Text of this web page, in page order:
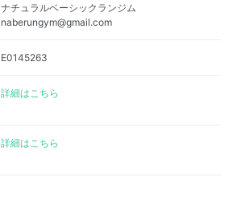
ナチュラルベーシックランジム
naberungym@gmail.com
E0145263
詳細はこちら
詳細はこちら